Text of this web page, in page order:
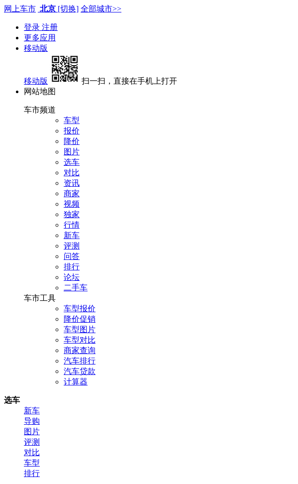
网上车市 北京 [切换] 全部城市>>
登录 注册
更多应用
移动版
移动版
扫一扫，直接在手机上打开
网站地图
车市频道
车型
报价
降价
图片
选车
对比
资讯
商家
视频
独家
行情
新车
评测
问答
排行
论坛
二手车
车市工具
车型报价
降价促销
车型图片
车型对比
商家查询
汽车排行
汽车贷款
计算器
选车
新车
导购
图片
评测
对比
车型
排行